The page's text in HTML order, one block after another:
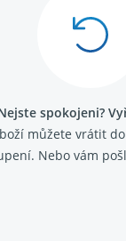
spokojeni?
můžete vrátit
Nebo vám